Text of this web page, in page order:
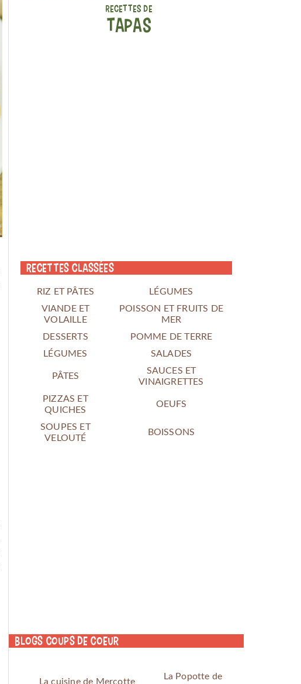
RECETTES DE
TAPAS
Recettes classées
RIZ ET PÂTES
LÉGUMES
VIANDE ET
VOLAILLE
POISSON ET FRUITS DE
MER
DESSERTS
POMME DE TERRE
LÉGUMES
SALADES
PÂTES
SAUCES ET
VINAIGRETTES
PIZZAS ET
QUICHES
OEUFS
SOUPES ET
VELOUTÉ
BOISSONS
Blogs coups de coeur
La cuisine de Mercotte
La Popotte de